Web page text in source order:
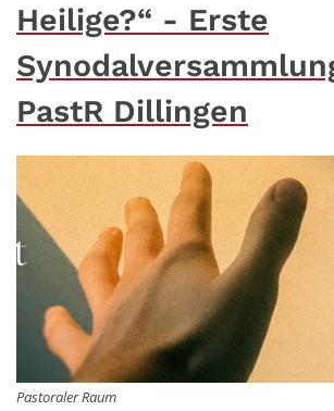
Heilige?“ - Erste
PastR Dillingen
Pastoraler Raum